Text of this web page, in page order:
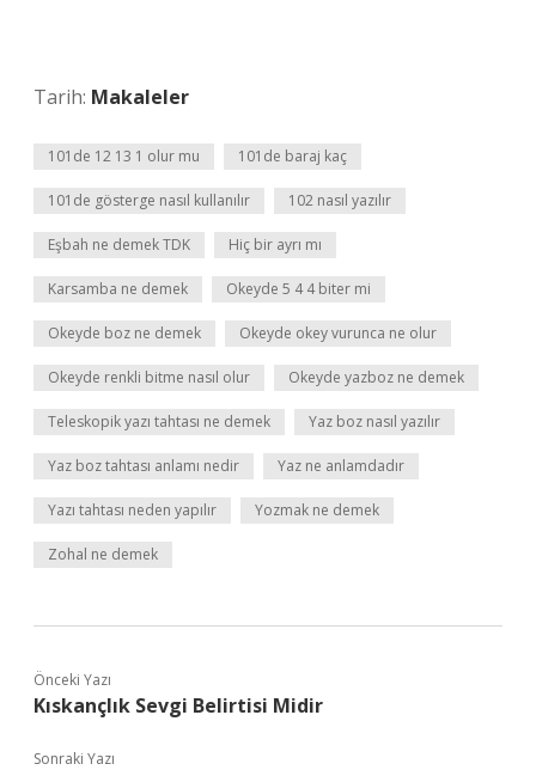
Tarih: Makaleler
101de 12 13 1 olur mu 101de baraj kaç
101de gösterge nasıl kullanılır 102 nasıl yazılır
Eşbah ne demek TDK Hiç bir ayrı mı
Karsamba ne demek Okeyde 5 4 4 biter mi
Okeyde boz ne demek Okeyde okey vurunca ne olur
Okeyde renkli bitme nasıl olur Okeyde yazboz ne demek
Teleskopik yazı tahtası ne demek Yaz boz nasıl yazılır
Yaz boz tahtası anlamı nedir Yaz ne anlamdadır
Yazı tahtası neden yapılır Yozmak ne demek
Zohal ne demek
Önceki Yazı
Kıskançlık Sevgi Belirtisi Midir
Sonraki Yazı